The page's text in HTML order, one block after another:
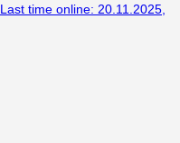
Last time online: 20.11.2025